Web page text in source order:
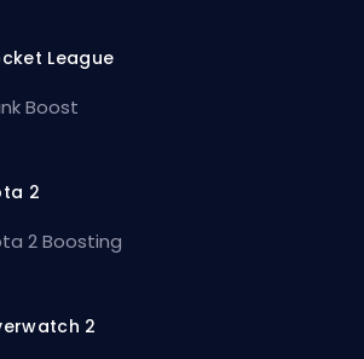
League
Boost
2
2 Boosting
2